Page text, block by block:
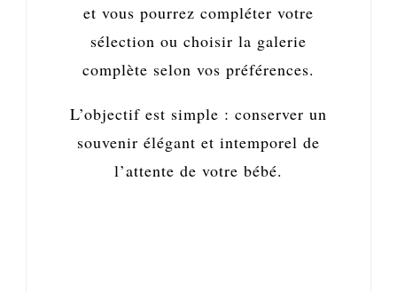
et vous pourrez compléter votre
sélection ou choisir la galerie
complète selon vos préférences.
L’objectif est simple : conserver un
souvenir élégant et intemporel de
l’attente de votre bébé.